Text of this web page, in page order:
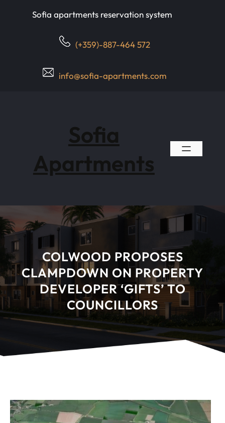
Sofia apartments reservation system
(+359)-887-464 572
info@sofia-apartments.com
Sofia
Apartments
COLWOOD PROPOSES
CLAMPDOWN ON PROPERTY
DEVELOPER ‘GIFTS’ TO
COUNCILLORS